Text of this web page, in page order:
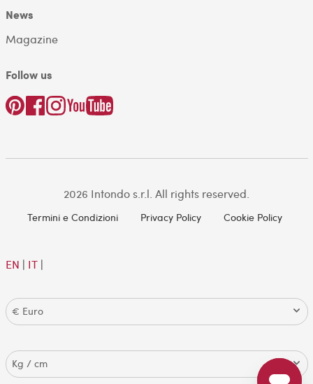
News
Magazine
Follow us
2026 Intondo s.r.l. All rights reserved.
Termini e Condizioni Privacy Policy Cookie Policy
EN | IT|